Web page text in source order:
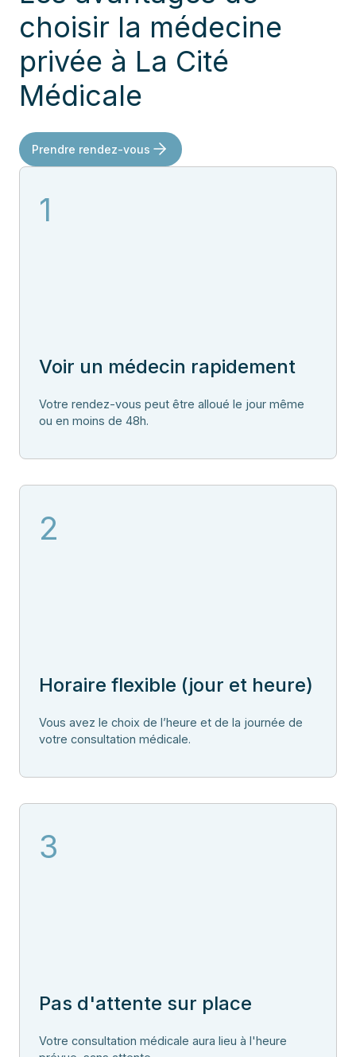
choisir la médecine
privée à La Cité
Médicale
Prendre rendez-vous
1
Voir un médecin rapidement
Votre rendez-vous peut être alloué le jour même
ou en moins de 48h.
2
Horaire flexible (jour et heure)
Vous avez le choix de l’heure et de la journée de
votre consultation médicale.
3
Pas d'attente sur place
Votre consultation médicale aura lieu à l'heure